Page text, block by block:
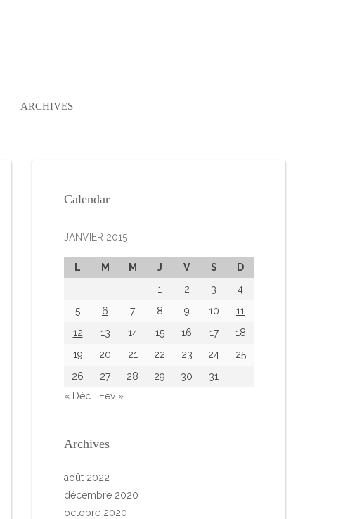
ARCHIVES
Calendar
JANVIER 2015
L M M J V S
D
1
2 3
4
5
6 7 8 9 10
11
12
13 14 15 16 17
18
19
20 21 22 23 24
25
26
27 28 29 30
31
« Déc
Fév »
Archives
août 2022
décembre 2020
octobre 2020